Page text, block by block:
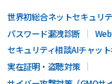
世界初総合ネットセキュリ
パスワード漏洩診断
セキュリティ相談AIチャッ
実在証明・盗聴対策